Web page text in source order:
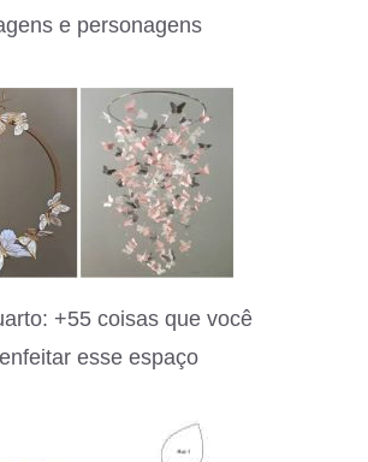
e personagens
+55 coisas que você
esse espaço